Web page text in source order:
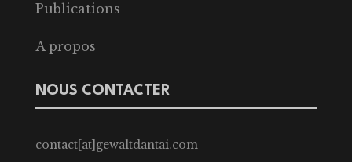
Publications
A propos
NOUS CONTACTER
contact[at]gewaltdantai.com